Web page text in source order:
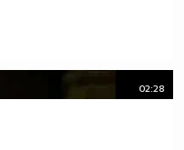
02:28